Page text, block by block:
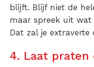
blijft. Blijf niet de
maar spreek uit
Dat zal je extraverte
4. Laat